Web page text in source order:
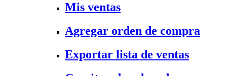
Mis ventas
Agregar orden de compra
Exportar lista de ventas